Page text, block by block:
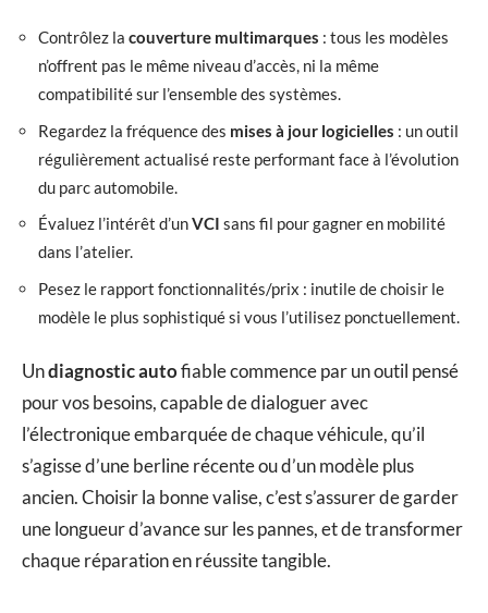
Contrôlez la couverture multimarques : tous les modèles
n’offrent pas le même niveau d’accès, ni la même
compatibilité sur l’ensemble des systèmes.
Regardez la fréquence des mises à jour logicielles : un outil
régulièrement actualisé reste performant face à l’évolution
du parc automobile.
Évaluez l’intérêt d’unVCI sans fil pour gagner en mobilité
dans l’atelier.
Pesez le rapport fonctionnalités/prix : inutile de choisir le
modèle le plus sophistiqué si vous l’utilisez ponctuellement.
Undiagnostic autofiable commence par un outil pensé
pour vos besoins, capable de dialoguer avec
l’électronique embarquée de chaque véhicule, qu’il
s’agisse d’une berline récente ou d’un modèle plus
ancien. Choisir la bonne valise, c’est s’assurer de garder
une longueur d’avance sur les pannes, et de transformer
chaque réparation en réussite tangible.